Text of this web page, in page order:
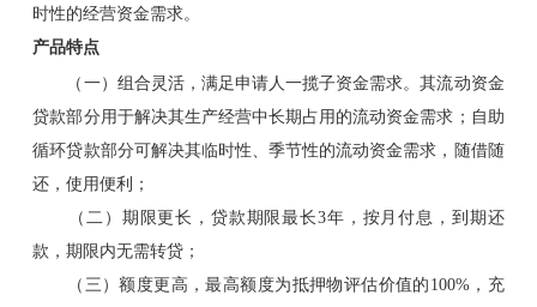
时性的经营资金需求。
产品特点
（一）组合灵活，满足申请人一揽子资金需求。其流动资金
贷款部分用于解决其生产经营中长期占用的流动资金需求；自助
循环贷款部分可解决其临时性、季节性的流动资金需求，随借随
还，使用便利；
（二）期限更长，贷款期限最长3年，按月付息，到期还
款，期限内无需转贷；
（三）额度更高，最高额度为抵押物评估价值的100%，充